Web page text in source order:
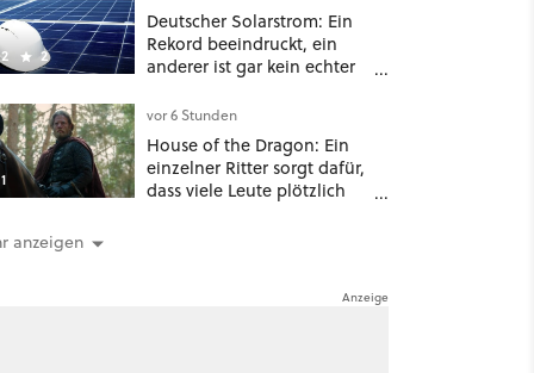
zahlen
2
Deutscher Solarstrom: Ein
Rekord beeindruckt, ein
anderer ist gar kein echter
verrät mehr über die
Energiewende als jede Zahl
vor 6 Stunden
House of the Dragon: Ein
einzelner Ritter sorgt dafür,
dass viele Leute plötzlich
anzeigen